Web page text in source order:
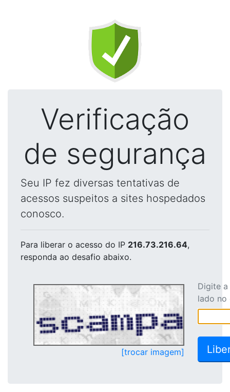
Verificação
de segurança
Seu IP fez diversas tentativas de
acessos suspeitos a sites hospedados
conosco.
Para liberar o acesso do IP 216.73.216.64,
responda ao desafio abaixo.
[trocar imagem]
Digite
lado no